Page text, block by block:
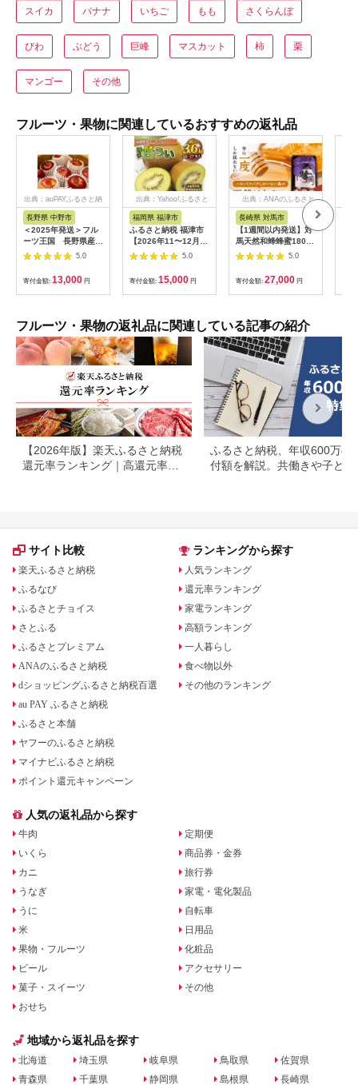
スイカ バナナ いちご もも さくらんぼ
びわ ぶどう 巨峰 マスカット 柿 栗
マンゴー その他
フルーツ・果物に関連しているおすすめの返礼品
出典：auPAYふるさと納
長野県 中野市
＜2025年発送＞フル
ーツ王国 長野県産
りんご 紅玉(こうぎ
ょく) 約3kg(7～11
玉程度)【1541927】
5.0
寄付金額: 13,000 円
出典：Yahoo!ふるさと
福岡県 福津市
ふるさと納税 福津市
【2026年11〜12月出
荷】福岡県ブランドキ
ウイフルーツ「博多甘
うぃ」約
3.6kg[G2218]
5.0
寄付金額: 15,000 円
出典：ANAのふるさと
納税
長崎県 対馬市
【1週間以内発送】対
馬天然和蜂蜂蜜180g
1瓶 《 対馬市 》【 う
えはら株式会社 】 対
馬 新鮮 濃密 ニホンミ
ツバチ ハチミツ ギフ
ト 甘い 受賞 フルーテ
少 [WAI089] スピード
発送 最速発送 最短発
送
5.0
寄付金額: 27,000 円
フルーツ・果物の返礼品に関連している記事の紹介
【2026年版】楽天ふるさと納税
還元率ランキング｜高還元率返
ふるさと納税、年収600万の
付額を解説。共働きや子ども
サイト比較
楽天ふるさと納税
ふるなび
ふるさとチョイス
さとふる
ふるさとプレミアム
ANAのふるさと納税
dショッピングふるさと納税百選
au PAY ふるさと納税
ふるさと本舗
ヤフーのふるさと納税
マイナビふるさと納税
ポイント還元キャンペーン
ランキングから探す
人気ランキング
還元率ランキング
家電ランキング
高額ランキング
一人暮らし
食べ物以外
その他のランキング
人気の返礼品から探す
牛肉
いくら
カニ
うなぎ
うに
米
果物・フルーツ
ビール
菓子・スイーツ
おせち
定期便
商品券・金券
旅行券
家電・電化製品
自転車
日用品
化粧品
アクセサリー
その他
地域から返礼品を探す
北海道
青森県
埼玉県
千葉県
岐阜県
静岡県
鳥取県
島根県
佐賀県
長崎県